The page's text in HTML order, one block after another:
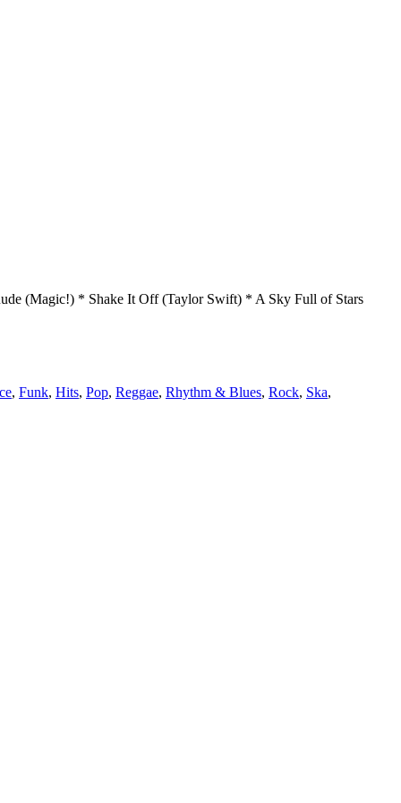
(Magic!) * Shake It Off (Taylor Swift) * A Sky Full of Stars
, Funk, Hits, Pop, Reggae, Rhythm & Blues, Rock, Ska,